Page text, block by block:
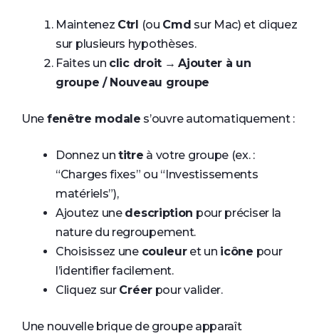
Maintenez Ctrl (ou Cmd sur Mac) et cliquez
sur plusieurs hypothèses.
Faites un clic droit →Ajouter à un
groupe / Nouveau groupe
Une fenêtre modale s’ouvre automatiquement :
Donnez un titre à votre groupe (ex. :
“Charges fixes” ou “Investissements
matériels”),
Ajoutez une description pour préciser la
nature du regroupement.
Choisissez une couleuret un icône pour
l’identifier facilement.
Cliquez sur Créerpour valider.
Une nouvelle brique de groupe apparaît